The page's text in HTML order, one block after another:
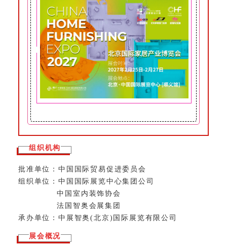
组织机构
批准单位：中国国际贸易促进委员会
组织单位：中国国际展览中心集团公司
中国室内装饰协会
法国智奥会展集团
承办单位：中展智奥(北京)国际展览有限公司
展会概况